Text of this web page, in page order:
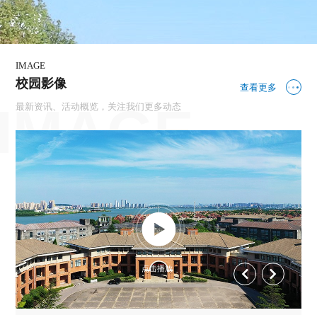
IMAGE
校园影像
最新资讯、活动概览，关注我们更多动态
查看更多
点击播放